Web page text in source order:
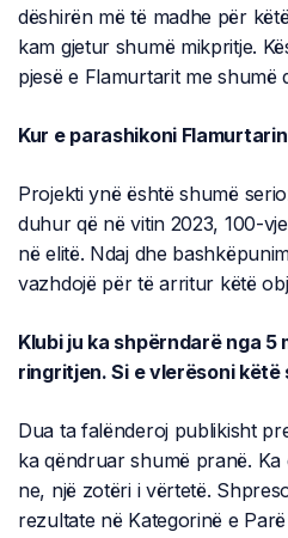
dëshirën më të madhe për
kam gjetur shumë mikpritje.
pjesë e Flamurtarit me shumë
Kur e parashikoni
Projekti ynë është shumë
duhur që në vitin 2023, 100-
në elitë. Ndaj dhe
vazhdojë për të arritur këtë
Klubi ju ka shpërndarë nga 5
ringritjen. Si e vlerësoni këtë
Dua ta falënderoj publikisht
ka qëndruar shumë pranë.
ne, një zotëri i vërtetë.
rezultate në Kategorinë e